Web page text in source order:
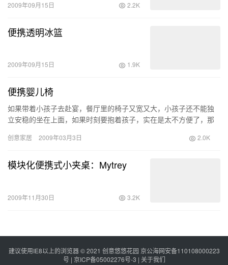
2009年09月15日 2.2K
便携透明冰篮
2009年09月15日 1.9K
便携婴儿椅
如果带着小孩子去赴宴，餐厅里的椅子又宽又大，小孩子还不能独
立安稳的坐在上面，如果时刻要抱着孩子，实在是太不方便了，那
携的…
创意家居 2009年03月3日 2.0K
模块化便携式小夹桌：Mytrey
2009年11月30日 3.2K
建议使用IE8以上的浏览器 © 2021 创意悠悠花园 京公海网安备110108000223
号 | 京ICP备05002276号-3 | 关于我们